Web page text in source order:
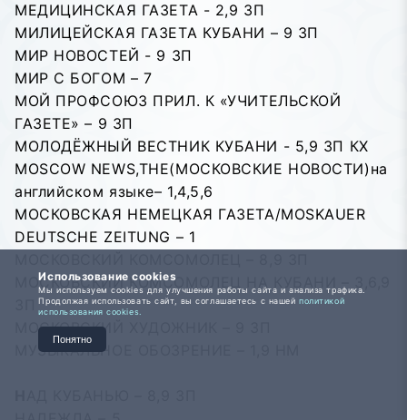
МЕДИЦИНСКАЯ ГАЗЕТА - 2,9 ЗП
МИЛИЦЕЙСКАЯ ГАЗЕТА КУБАНИ – 9 ЗП
МИР НОВОСТЕЙ - 9 ЗП
МИР С БОГОМ – 7
МОЙ ПРОФСОЮЗ ПРИЛ. К «УЧИТЕЛЬСКОЙ
ГАЗЕТЕ» – 9 ЗП
МОЛОДЁЖНЫЙ ВЕСТНИК КУБАНИ - 5,9 ЗП КХ
MOSCOW NEWS,THE(МОСКОВСКИЕ НОВОСТИ)на
английском языке– 1,4,5,6
МОСКОВСКАЯ НЕМЕЦКАЯ ГАЗЕТА/MOSKAUER
DEUTSCHE ZEITUNG – 1
МОСКОВСКИЙ КОМСОМОЛЕЦ НА КУБАНИ – 3,6,9
МОСКОВСКИЙ ХУДОЖНИК – 9 ЗП
МУЗЫКАЛЬНОЕ ОБОЗРЕНИЕ – 1,9 НМ
Использование cookies
Мы используем cookies для улучшения работы сайта и анализа трафика.
Продолжая использовать сайт, вы соглашаетесь с нашейполитикой
использования cookies.
Понятно